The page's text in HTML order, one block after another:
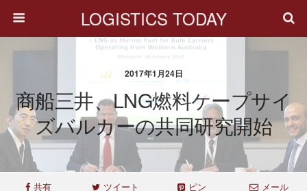
LOGISTICS TODAY
2017年1月24日
商船三井、LNG燃料ケープサイ
ズバルカーの共同研究開始
共有 ツイート ピン メール